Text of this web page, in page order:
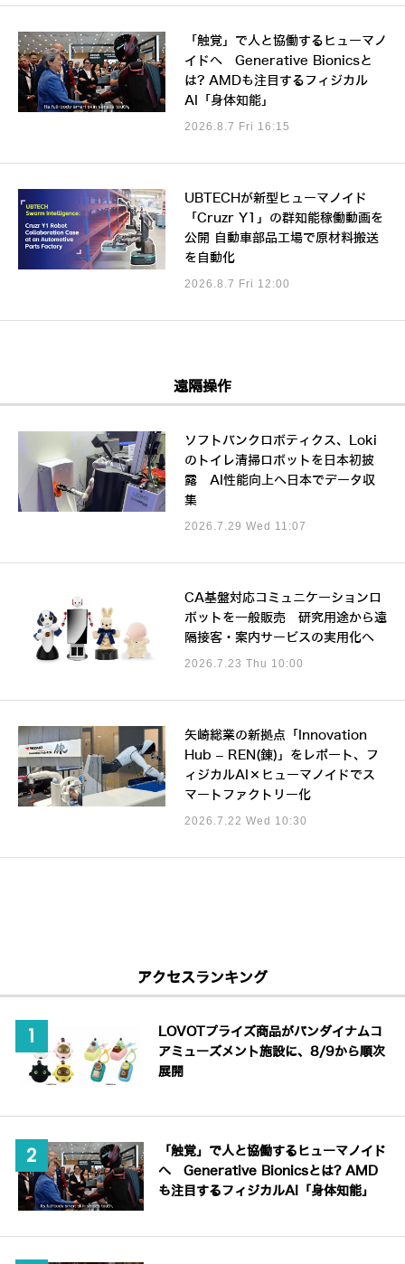
「触覚」で人と協働するヒューマノ
イドへ Generative Bionicsと
は? AMDも注目するフィジカル
AI「身体知能」
2026.8.7 Fri 16:15
UBTECHが新型ヒューマノイド
「Cruzr Y1」の群知能稼働動画を
公開 自動車部品工場で原材料搬送
を自動化
2026.8.7 Fri 12:00
遠隔操作
ソフトバンクロボティクス、Loki
のトイレ清掃ロボットを日本初披
露 AI性能向上へ日本でデータ収
集
2026.7.29 Wed 11:07
CA基盤対応コミュニケーションロ
ボットを一般販売 研究用途から遠
隔接客・案内サービスの実用化へ
2026.7.23 Thu 10:00
矢崎総業の新拠点「Innovation
Hub – REN(錬)」をレポート、フ
ィジカルAI×ヒューマノイドでス
マートファクトリー化
2026.7.22 Wed 10:30
アクセスランキング
LOVOTプライズ商品がバンダイナムコ
アミューズメント施設に、8/9から順次
展開
「触覚」で人と協働するヒューマノイド
へ Generative Bionicsとは? AMD
も注目するフィジカルAI「身体知能」